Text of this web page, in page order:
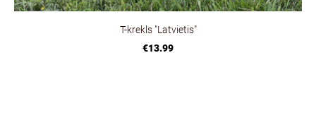
T-krekls "Latvietis"
€13.99